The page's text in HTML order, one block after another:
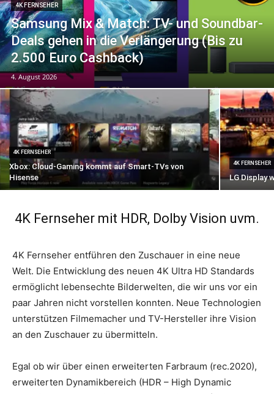
4K FERNSEHER
Samsung Mix & Match: TV- und Soundbar-
Deals gehen in die Verlängerung (Bis zu
2.500 Euro Cashback)
4. August 2026
4K FERNSEHER
Xbox: Cloud-Gaming kommt auf Smart-TVs von
Hisense
4K FERNSEHER
LG Display
4K Fernseher mit HDR, Dolby Vision uvm.
4K Fernseher entführen den Zuschauer in eine neue
Welt. Die Entwicklung des neuen 4K Ultra HD Standards
ermöglicht lebensechte Bilderwelten, die wir uns vor ein
paar Jahren nicht vorstellen konnten. Neue Technologien
unterstützen Filmemacher und TV-Hersteller ihre Vision
an den Zuschauer zu übermitteln.
Egal ob wir über einen erweiterten Farbraum (rec.2020),
erweiterten Dynamikbereich (HDR – High Dynamic